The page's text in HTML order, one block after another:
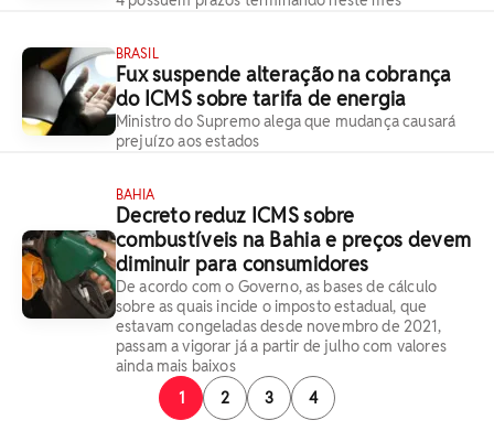
BRASIL
Fux suspende alteração na cobrança
do ICMS sobre tarifa de energia
Ministro do Supremo alega que mudança causará
prejuízo aos estados
BAHIA
Decreto reduz ICMS sobre
combustíveis na Bahia e preços devem
diminuir para consumidores
De acordo com o Governo, as bases de cálculo
sobre as quais incide o imposto estadual, que
estavam congeladas desde novembro de 2021,
passam a vigorar já a partir de julho com valores
ainda mais baixos
1
2 3 4